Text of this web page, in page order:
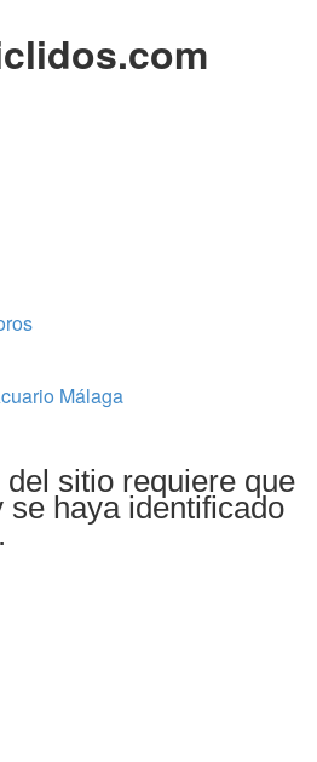
sitio requiere que
se haya identificado